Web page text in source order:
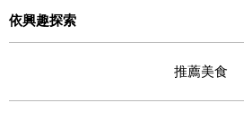
依興趣探索
推薦美食